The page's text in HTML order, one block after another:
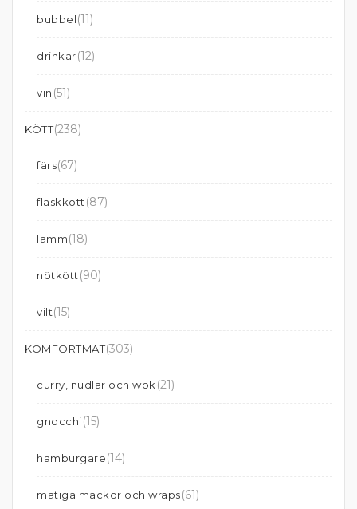
bubbel(11)
drinkar(12)
vin (51)
KÖTT(238)
färs(67)
fläskkött (87)
lamm(18)
nötkött (90)
vilt(15)
KOMFORTMAT(303)
curry, nudlar och wok (21)
gnocchi(15)
hamburgare(14)
matiga mackor och wraps(61)